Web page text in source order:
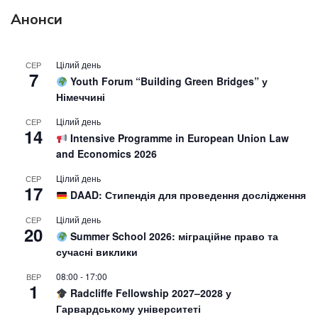
Анонси
СЕР
7
Цілий день
Youth Forum “Building Green Bridges” у
Німеччині
СЕР
14
Цілий день
Intensive Programme in European Union Law
and Economics 2026
СЕР
17
Цілий день
DAAD: Стипендія для проведення дослідження
СЕР
20
Цілий день
Summer School 2026: міграційне право та
сучасні виклики
ВЕР
1
08:00 - 17:00
Radcliffe Fellowship 2027–2028 у
Гарвардському університеті